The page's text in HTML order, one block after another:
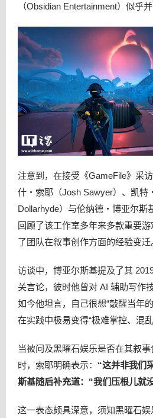
（Obsidian Entertainment）似乎
注意到，在接受《GameFile》采
什・索耶（Josh Sawyer）、凯特
Dollarhyde）与伦纳德・博亚尔斯
回顾了该工作室多年来多款重要
了团队在叙事创作方面的经验变迁
访谈中，博亚尔斯基提及了其
关言论，彼时他曾对 AI 辅助写作
如今他坦言，自己很想“敲醒当年
在实践中极易变得“极难掌控、混乱
当被问及黑曜石娱乐是否在其叙
时，索耶明确表示： “这并非我们
斯基随后补充道：“我们压根儿就
这一表态颇具深意，须知黑曜石